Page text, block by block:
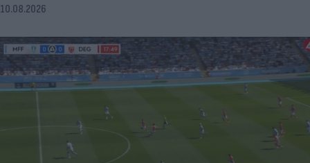
10.08.2026